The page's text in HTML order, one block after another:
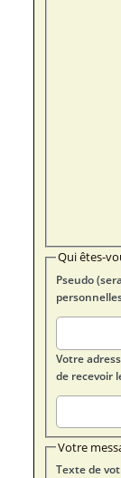
Qui êtes-
Pseudo
Votre
de recevoir
Votre